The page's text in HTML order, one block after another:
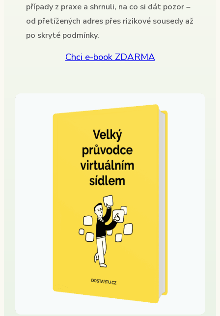
případy z praxe a shrnuli, na co si dát pozor –
od přetížených adres přes rizikové sousedy až
po skryté podmínky.
Chci e-book ZDARMA